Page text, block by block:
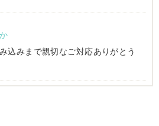
込みまで親切なご対応ありがとう
て頂きました。 ありがとうござい